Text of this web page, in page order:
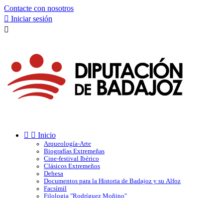
Contacte con nosotros
 Iniciar sesión

  Inicio
Arqueología-Arte
Biografías Extremeñas
Cine-festival Ibérico
Clásicos Extremeños
Dehesa
Documentos para la Historia de Badajoz y su Alfoz
Facsímil
Filologia "Rodríguez Moñino"